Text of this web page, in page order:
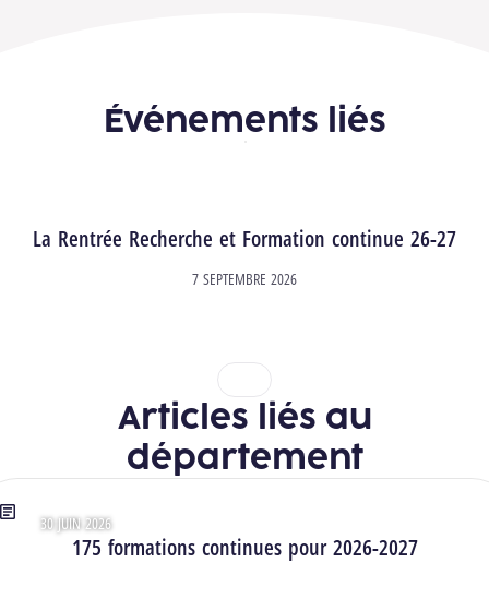
Événements liés
La Rentrée Recherche et Formation continue 26-27
7 SEPTEMBRE 2026
1
Articles liés au
département
175 formations continues pour 2026-2027
Type : Articles
30 JUIN 2026